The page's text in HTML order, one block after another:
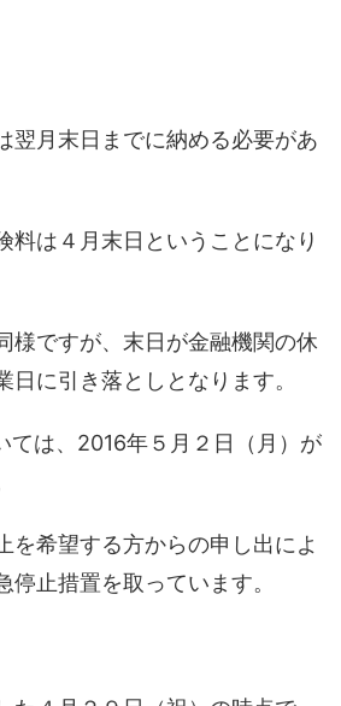
翌月末日までに納める必要があ
料は４月末日ということになり
様ですが、末日が金融機関の休
日に引き落としとなります。
ては、2016年５月２日（月）が
を希望する方からの申し出によ
停止措置を取っています。